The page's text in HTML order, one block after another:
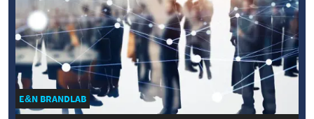
E&N BRANDLAB